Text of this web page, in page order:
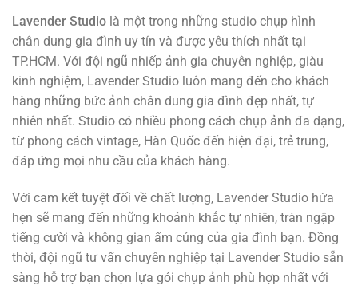
Lavender Studio là một trong những studio chụp hình
chân dung gia đình uy tín và được yêu thích nhất tại
TP.HCM. Với đội ngũ nhiếp ảnh gia chuyên nghiệp, giàu
kinh nghiệm, Lavender Studio luôn mang đến cho khách
hàng những bức ảnh chân dung gia đình đẹp nhất, tự
nhiên nhất. Studio có nhiều phong cách chụp ảnh đa dạng,
từ phong cách vintage, Hàn Quốc đến hiện đại, trẻ trung,
đáp ứng mọi nhu cầu của khách hàng.
Với cam kết tuyệt đối về chất lượng, Lavender Studio hứa
hẹn sẽ mang đến những khoảnh khắc tự nhiên, tràn ngập
tiếng cười và không gian ấm cúng của gia đình bạn. Đồng
thời, đội ngũ tư vấn chuyên nghiệp tại Lavender Studio sẵn
sàng hỗ trợ bạn chọn lựa gói chụp ảnh phù hợp nhất với